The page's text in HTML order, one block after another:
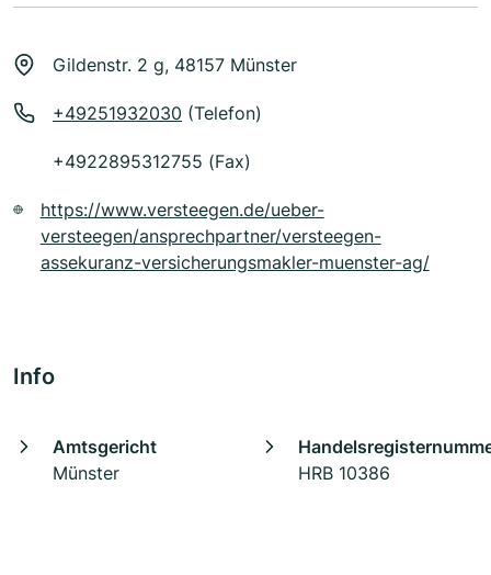
Gildenstr. 2 g, 48157 Münster
+49251932030 (Telefon)
+4922895312755 (Fax)
https://www.versteegen.de/ueber-
versteegen/ansprechpartner/versteegen-
assekuranz-versicherungsmakler-muenster-ag/
Info
Amtsgericht
Münster
HRB 10386